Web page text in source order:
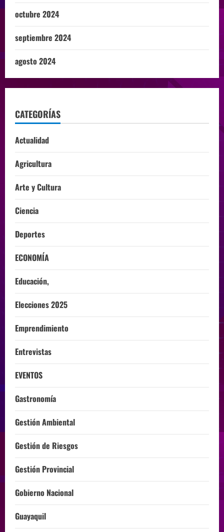
octubre 2024
septiembre 2024
agosto 2024
CATEGORÍAS
Actualidad
Agricultura
Arte y Cultura
Ciencia
Deportes
ECONOMÍA
Educación,
Elecciones 2025
Emprendimiento
Entrevistas
EVENTOS
Gastronomía
Gestión Ambiental
Gestión de Riesgos
Gestión Provincial
Gobierno Nacional
Guayaquil